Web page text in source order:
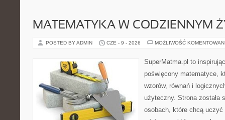
MATEMATYKA W CODZIENNYM
POSTED BY ADMIN CZE - 9 - 2026 MOŻLIWOŚĆ
SuperMatma.pl to
poświęcony matematyce,
wzorów, równań i
użyteczny. Strona została
osobach, które chcą